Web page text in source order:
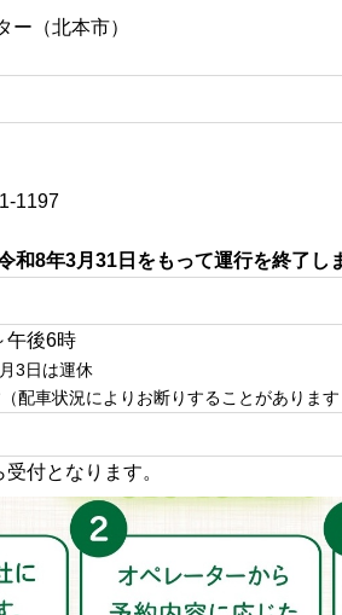
ー（北本市）
1197
和8年3月31日をもって運行を終了し
午後6時
3日は運休
配車状況によりお断りすることがありま
受付となります。